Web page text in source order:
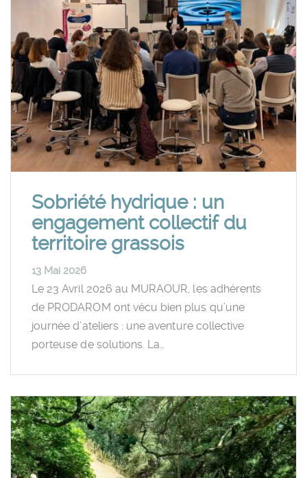
Sobriété hydrique : un
engagement collectif du
territoire grassois
13 Mai 2026
Le 23 Avril 2026 au MURAOUR, les adhérents
de PRODAROM ont vécu bien plus qu’une
journée d’ateliers : une aventure collective
porteuse de solutions. La…